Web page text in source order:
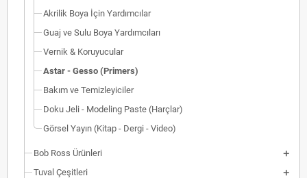
Akrilik Boya İçin Yardımcılar
Guaj ve Sulu Boya Yardımcıları
Vernik & Koruyucular
Astar - Gesso (Primers)
Bakım ve Temizleyiciler
Doku Jeli - Modeling Paste (Harçlar)
Görsel Yayın (Kitap - Dergi - Video)
Bob Ross Ürünleri
Tuval Çeşitleri